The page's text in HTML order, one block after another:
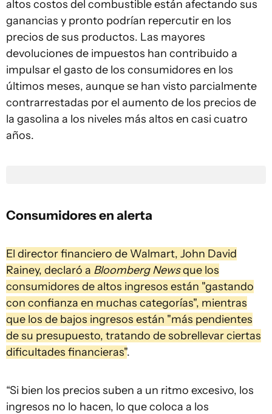
altos costos del combustible están afectando sus
ganancias y pronto podrían repercutir en los
precios de sus productos. Las mayores
devoluciones de impuestos han contribuido a
impulsar el gasto de los consumidores en los
últimos meses, aunque se han visto parcialmente
contrarrestadas por el aumento de los precios de
la gasolina a los niveles más altos en casi cuatro
años.
Consumidores en alerta
El director financiero de Walmart, John David
Rainey, declaró a Bloomberg Newsque los
consumidores de altos ingresos están "gastando
con confianza en muchas categorías", mientras
que los de bajos ingresos están "más pendientes
de su presupuesto, tratando de sobrellevar ciertas
dificultades financieras".
“Si bien los precios suben a un ritmo excesivo, los
ingresos no lo hacen, lo que coloca a los